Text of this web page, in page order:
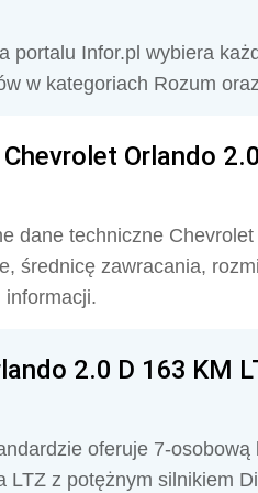
portalu Infor.pl wybiera
w kategoriach Rozum
Orlando
dane techniczne
średnicę zawracania,
informacji.
2.0 D 163 KM
oferuje 7-
LTZ z potężnym silnikiem